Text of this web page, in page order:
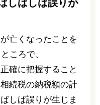
しばしば誤りが
亡くなったことを
ころで、
確に把握すること
続税の納税額の計
しば誤りが生じま